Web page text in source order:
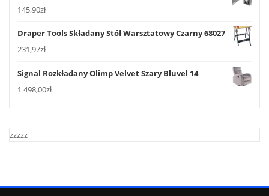
145,90zł
Draper Tools Składany Stół Warsztatowy Czarny 68027
231,97zł
Signal Rozkładany Olimp Velvet Szary Bluvel 14
1 498,00zł
zzzzz